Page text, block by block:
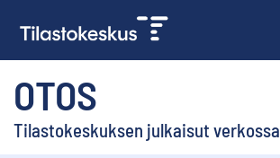
OTOS
Tilastokeskuksen julkaisut verkossa